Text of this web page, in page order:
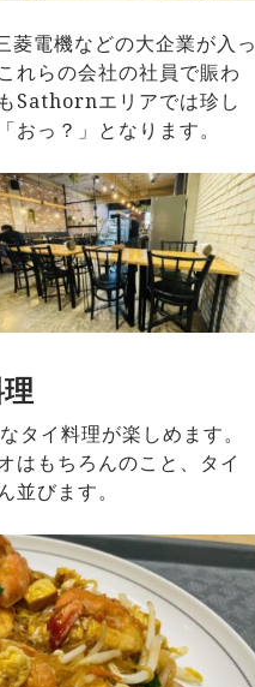
電機などの大企業が入っ
れらの会社の社員で賑わ
Sathornエリアでは珍し
おっ？」となります。
イ料理が楽しめます。
はもちろんのこと、タイ
並びます。